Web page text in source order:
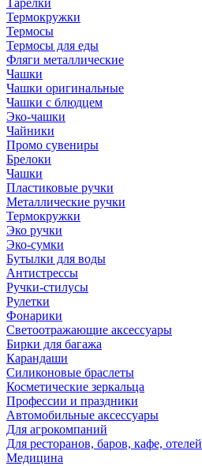
Тарелки
Термокружки
Термосы
Термосы для еды
Фляги металлические
Чашки
Чашки оригинальные
Чашки с блюдцем
Эко-чашки
Чайники
Промо сувениры
Брелоки
Чашки
Пластиковые ручки
Металлические ручки
Термокружки
Эко ручки
Эко-сумки
Бутылки для воды
Антистрессы
Ручки-стилусы
Рулетки
Фонарики
Светоотражающие аксессуары
Бирки для багажа
Карандаши
Силиконовые браслеты
Косметические зеркальца
Профессии и праздники
Автомобильные аксессуары
Для агрокомпаний
Для ресторанов, баров, кафе, отелей
Медицина